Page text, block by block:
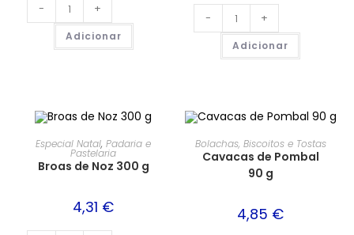
- +
Adicionar
- +
Adicionar
Especial Natal,Padaria e
Pastelaria
Broas de Noz 300 g
4,31 €
Bolachas, Biscoitos e Tostas
Cavacas de Pombal
90 g
4,85 €